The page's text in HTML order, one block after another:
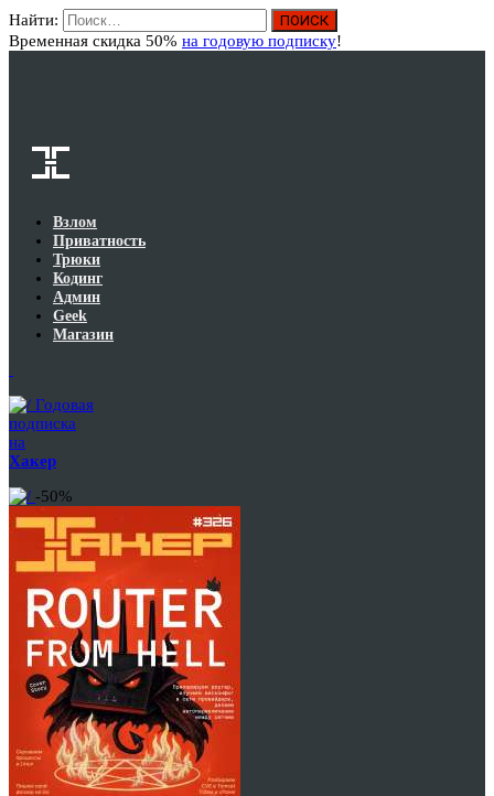
Найти:
Временная скидка 50% на годовую подписку!
Взлом
Приватность
Трюки
Кодинг
Админ
Geek
Магазин
Годовая
подписка
на
Хакер
-50%